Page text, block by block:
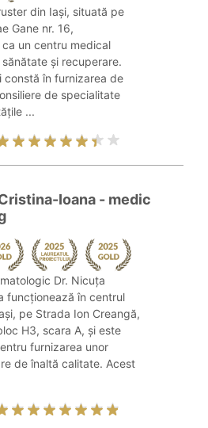
din Iași, situată pe
Gane nr. 16,
un centru medical
și recuperare.
constă în furnizarea de
de specialitate
...
Ioana - medic
Dr. Nicuţa
funcționează în centrul
pe Strada Ion Creangă,
H3, scara A, și este
furnizarea unor
de înaltă calitate. Acest